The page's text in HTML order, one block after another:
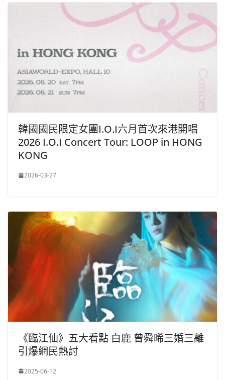
韓國國民限定女團I.O.I六月首次來港開唱
2026 I.O.I Concert Tour: LOOP in HONG
KONG
2026-03-27
《臨江仙》五大看點 白鹿 曾舜晞三婚三離
引爆網民熱討
2025-06-12